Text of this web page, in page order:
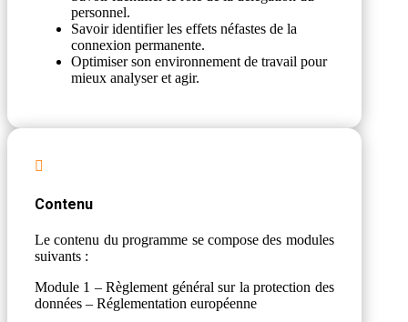
personnel.
Savoir identifier les effets néfastes de la
connexion permanente.
Optimiser son environnement de travail pour
mieux analyser et agir.

Contenu
Le contenu du programme se compose des modules
suivants :
Module 1 – Règlement général sur la protection des
données – Réglementation européenne